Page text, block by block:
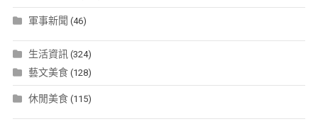
軍事新聞 (46)
生活資訊(324)
藝文美食(128)
休閒美食(115)